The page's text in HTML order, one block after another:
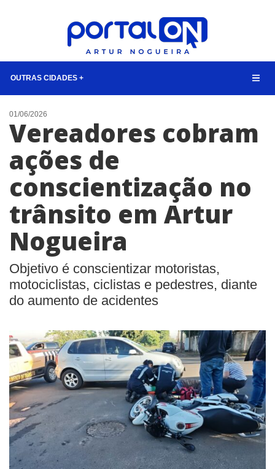
OUTRAS CIDADES +
NOTÍCIAS
LISTA DIGITAL
TELEFONES ÚTEIS
QUEM SOMOS
CONTATO
ANUNCIE
01/06/2026
Vereadores cobram
ações de
conscientização no
trânsito em Artur
Nogueira
Objetivo é conscientizar motoristas,
motociclistas, ciclistas e pedestres, diante
do aumento de acidentes